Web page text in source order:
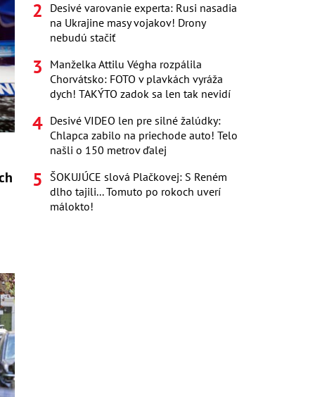
Desivé varovanie experta: Rusi nasadia
na Ukrajine masy vojakov! Drony
nebudú stačiť
Manželka Attilu Végha rozpálila
Chorvátsko: FOTO v plavkách vyráža
dych! TAKÝTO zadok sa len tak nevidí
Desivé VIDEO len pre silné žalúdky:
Chlapca zabilo na priechode auto! Telo
našli o 150 metrov ďalej
ŠOKUJÚCE slová Plačkovej: S Reném
dlho tajili... Tomuto po rokoch uverí
málokto!